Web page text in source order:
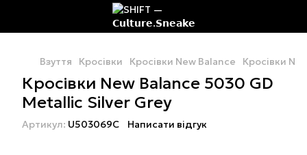
Взуття Кросівки Кросівки New Balance Кросівки
Кросівки New Balance 5030 GD
Metallic Silver Grey
Артикул: U503069C Написати відгук